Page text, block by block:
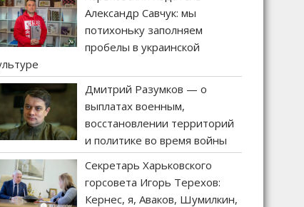
Александр Савчук: мы
потихоньку заполняем
пробелы в украинской
Дмитрий Разумков — о
выплатах военным,
восстановлении территорий
и политике во время войны
Секретарь Харьковского
горсовета Игорь Терехов:
Кернес, я, Аваков, Шумилкин,